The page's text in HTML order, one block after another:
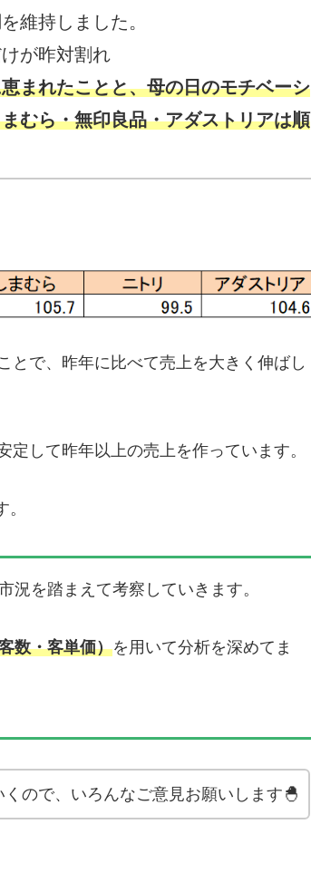
維持しました。
が昨対割れ
まれたことと、母の日のモチベーシ
むら・無印良品・アダストリアは順
とで、昨年に比べて売上を大きく伸ばし
して昨年以上の売上を作っています。
況を踏まえて考察していきます。
数・客単価）を用いて分析を深めてま
ので、いろんなご意見お願いします🐣